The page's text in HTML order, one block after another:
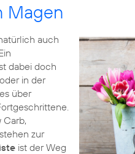
Magen
auch
dabei doch
oder in der
über
Carb,
zur
ist der Weg